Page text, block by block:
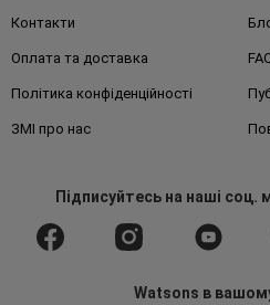
Контакти
Оплата та доставка
Політика конфіденційності
ЗМІ про нас
Підписуйтесьна наші соц.
Watsons в